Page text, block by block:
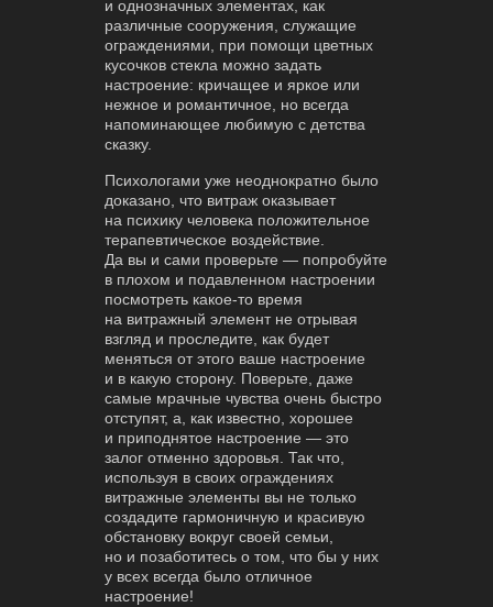
и однозначных элементах, как
различные сооружения, служащие
ограждениями, при помощи цветных
кусочков стекла можно задать
настроение: кричащее и яркое или
нежное и романтичное, но всегда
напоминающее любимую с детства
сказку.
Психологами уже неоднократно было
доказано, что витраж оказывает
на психику человека положительное
терапевтическое воздействие.
Да вы и сами проверьте — попробуйте
в плохом и подавленном настроении
посмотреть какое-то время
на витражный элемент не отрывая
взгляд и проследите, как будет
меняться от этого ваше настроение
и в какую сторону. Поверьте, даже
самые мрачные чувства очень быстро
отступят, а, как известно, хорошее
и приподнятое настроение — это
залог отменно здоровья. Так что,
используя в своих ограждениях
витражные элементы вы не только
создадите гармоничную и красивую
обстановку вокруг своей семьи,
но и позаботитесь о том, что бы у них
у всех всегда было отличное
настроение!